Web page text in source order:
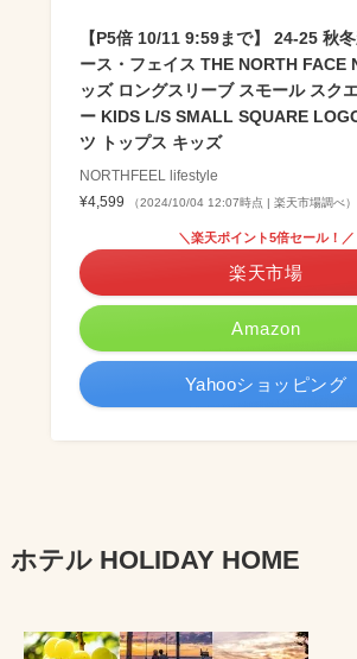
【P5倍 10/11 9:59まで】 24-25 秋
ース・フェイス THE NORTH FACE
ッズ ロングスリーブ スモール スク
ー KIDS L/S SMALL SQUARE
ツ トップス キッズ
NORTHFEEL lifestyle
¥4,599
（2024/10/04 12:07時点 | 楽天市場調べ）
Amazon
＼楽天ポイント5倍セール！／
楽天市場
Yahooショッピング
ホテル HOLIDAY HOME